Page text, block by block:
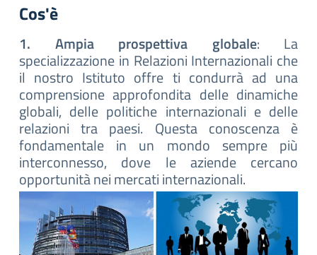
Cos'è
1. Ampia prospettiva globale: La
specializzazione in Relazioni Internazionali che
il nostro Istituto offre ti condurrà ad una
comprensione approfondita delle dinamiche
globali, delle politiche internazionali e delle
relazioni tra paesi. Questa conoscenza è
fondamentale in un mondo sempre più
interconnesso, dove le aziende cercano
opportunità nei mercati internazionali.